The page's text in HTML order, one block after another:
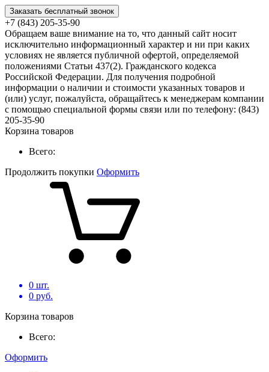
Заказать бесплатный звонок
+7 (843) 205-35-90
Обращаем ваше внимание на то, что данный сайт носит
исключительно информационный характер и ни при каких
условиях не является публичной офертой, определяемой
положениями Статьи 437(2). Гражданского кодекса
Российской Федерации. Для получения подробной
информации о наличии и стоимости указанных товаров и
(или) услуг, пожалуйста, обращайтесь к менеджерам компании
с помощью специальной формы связи или по телефону: (843)
205-35-90
Корзина товаров
Всего:
Продолжить покупки Оформить
0 шт.
0 руб.
Корзина товаров
Всего:
Оформить